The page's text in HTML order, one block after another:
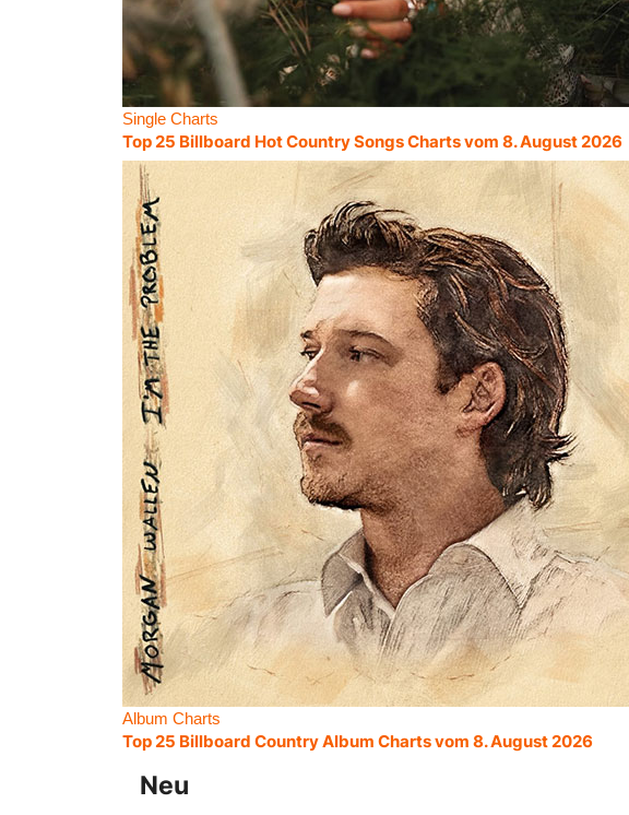
Single Charts
Top 25 Billboard Hot Country Songs Charts vom 8. August 2026
Album Charts
Top 25 Billboard Country Album Charts vom 8. August 2026
Neu